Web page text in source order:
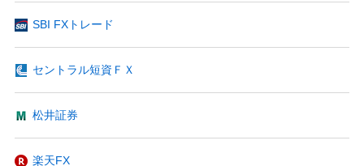
SBI FXトレード
セントラル短資ＦＸ
松井証券
楽天FX